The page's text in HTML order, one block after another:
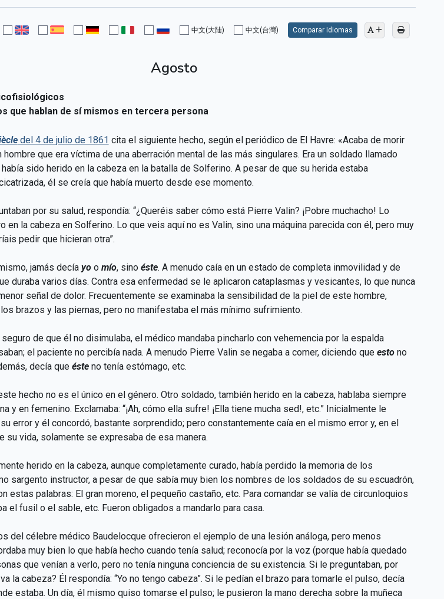
中文(大陆) 中文(台灣) Comparar Idiomas
Agosto
que hablan de sí mismos en tercera persona
del 4 de julio de 1861 cita el siguiente hecho, según el periódico de El Havre: «Acaba de morir
hombre que era víctima de una aberración mental de las más singulares. Era un soldado llamado
sido herido en la cabeza en la batalla de Solferino. A pesar de que su herida estaba
él se creía que había muerto desde ese momento.
por su salud, respondía: “¿Queréis saber cómo está Pierre Valin? ¡Pobre muchacho! Lo
en la cabeza en Solferino. Lo que veis aquí no es Valin, sino una máquina parecida con él, pero muy
pedir que hicieran otra”.
jamás decía yoo mío, sino éste. A menudo caía en un estado de completa inmovilidad y de
duraba varios días. Contra esa enfermedad se le aplicaron cataplasmas y vesicantes, lo que nunca
señal de dolor. Frecuentemente se examinaba la sensibilidad de la piel de este hombre,
brazos y las piernas, pero no manifestaba el más mínimo sufrimiento.
de que él no disimulaba, el médico mandaba pincharlo con vehemencia por la espalda
el paciente no percibía nada. A menudo Pierre Valin se negaba a comer, diciendo que estono
decía que ésteno tenía estómago, etc.
hecho no es el único en el género. Otro soldado, también herido en la cabeza, hablaba siempre
y en femenino. Exclamaba: “¡Ah, cómo ella sufre! ¡Ella tiene mucha sed!, etc.” Inicialmente le
error y él concordó, bastante sorprendido; pero constantemente caía en el mismo error y, en el
su vida, solamente se expresaba de esa manera.
herido en la cabeza, aunque completamente curado, había perdido la memoria de los
sargento instructor, a pesar de que sabía muy bien los nombres de los soldados de su escuadrón,
estas palabras: El gran moreno, el pequeño castaño, etc. Para comandar se valía de circunloquios
el fusil o el sable, etc. Fueron obligados a mandarlo para casa.
del célebre médico Baudelocque ofrecieron el ejemplo de una lesión análoga, pero menos
muy bien lo que había hecho cuando tenía salud; reconocía por la voz (porque había quedado
que venían a verlo, pero no tenía ninguna conciencia de su existencia. Si le preguntaban, por
la cabeza? Él respondía: “Yo no tengo cabeza”. Si le pedían el brazo para tomarle el pulso, decía
estaba. Un día, él mismo quiso tomarse el pulso; le pusieron la mano derecha sobre la muñeca